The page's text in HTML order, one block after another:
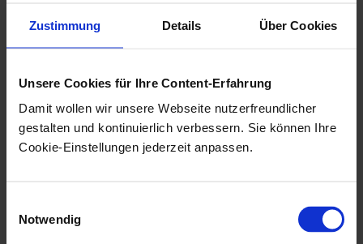
Zustimmung Details Über Cookies
Unsere Cookies für Ihre Content-Erfahrung
Damit wollen wir unsere Webseite nutzerfreundlicher
gestalten und kontinuierlich verbessern. Sie können Ihre
Cookie-Einstellungen jederzeit anpassen.
Notwendig
Sie markieren die gewünschten Protokolle, geben ein
Verzeichnis an und klicken aufHerunterladen.
zu Servern aus der Serverfamilie aufgelistet.